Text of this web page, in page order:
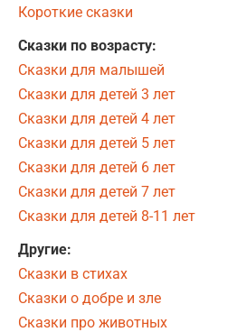
Короткие сказки
Сказки по возрасту:
Сказки для малышей
Сказки для детей 3 лет
Сказки для детей 4 лет
Сказки для детей 5 лет
Сказки для детей 6 лет
Сказки для детей 7 лет
Сказки для детей 8-11 лет
Другие:
Сказки в стихах
Сказки о добре и зле
Сказки про животных